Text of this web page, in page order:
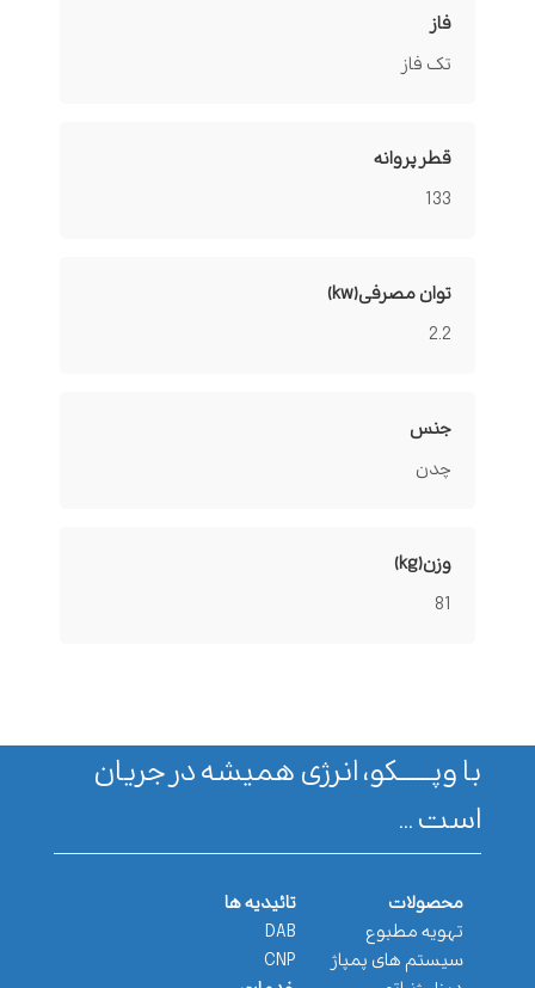
فاز
تک فاز
قطر پروانه
133
توان مصرفی(kw)
2.2
جنس
چدن
وزن(kg)
81
با وپـــــــکو، انرژی همیشه در جریان
است ...
محصولات
تهویه مطبوع
سیستم های پمپاژ
تائیدیه ها
DAB
CNP